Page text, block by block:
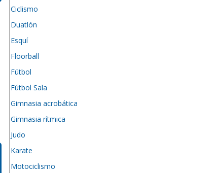
Ciclismo
Duatlón
Esquí
Floorball
Fútbol
Fútbol Sala
Gimnasia acrobática
Gimnasia rítmica
Judo
Karate
Motociclismo